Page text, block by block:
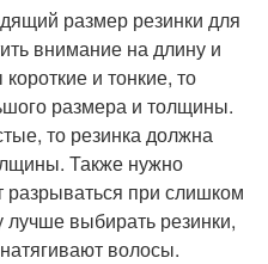
размер резинки для
внимание на длину и
и тонкие, то
размера и толщины.
то резинка должна
Также нужно
разрываться при слишком
выбирать резинки,
волосы.